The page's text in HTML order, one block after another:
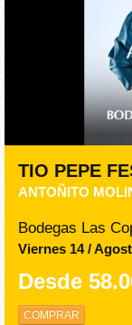
TIO PEPE
ANTOÑITO
Bodegas Las
Viernes 14 /
Desde
COMPRAR